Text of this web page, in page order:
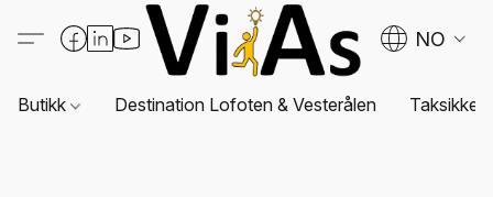
NO
Butikk Destination Lofoten & Vesterålen